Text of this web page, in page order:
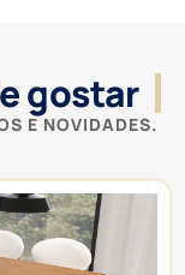
gostar
E NOVIDADES.